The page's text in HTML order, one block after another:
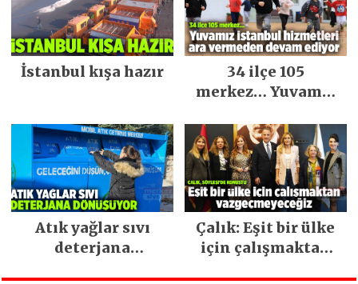
İstanbul kışa hazır
34 ilçe 105
merkez… Yuvamız
ara vermeden
devam ediyor
Atık yağlar sıvı
deterjana
Çalık: Eşit bir ülke
için çalışmaktan